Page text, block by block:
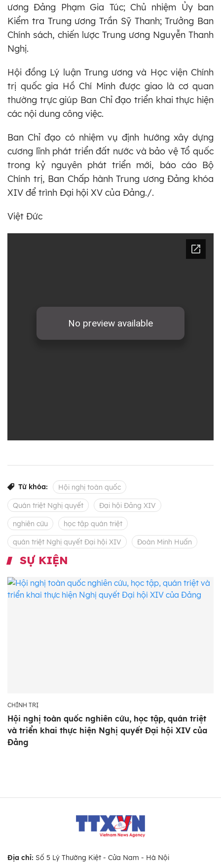
ương Đảng Phạm Gia Túc; Chủ nhiệm Ủy ban
Kiểm tra Trung ương Trần Sỹ Thanh; Trưởng Ban
Chính sách, chiến lược Trung ương Nguyễn Thanh
Nghị.
Hội đồng Lý luận Trung ương và Học viện Chính
trị quốc gia Hồ Chí Minh được giao là cơ quan
thường trực giúp Ban Chỉ đạo triển khai thực hiện
các nội dung công việc.
Ban Chỉ đạo có nhiệm vụ định hướng xây dựng
cương lĩnh phát triển đất nước và bảo vệ Tổ quốc
trong kỷ nguyên phát triển mới, báo cáo Bộ
Chính trị, Ban Chấp hành Trung ương Đảng khóa
XIV để trình Đại hội XV của Đảng./.
Việt Đức
Từ khóa: Hội nghị toàn quốc
Quán triệt Nghị quyết Đại hội Đảng XIV
nghiên cứu học tập quán triệt
quán triệt Nghị quyết Đại hội XIV Đoàn Minh Huấn
SỰ KIỆN
CHÍNH TRỊ
Hội nghị toàn quốc nghiên cứu, học tập, quán triệt
và triển khai thực hiện Nghị quyết Đại hội XIV của
Đảng
Địa chỉ: Số 5 Lý Thường Kiệt - Cửa Nam - Hà Nội